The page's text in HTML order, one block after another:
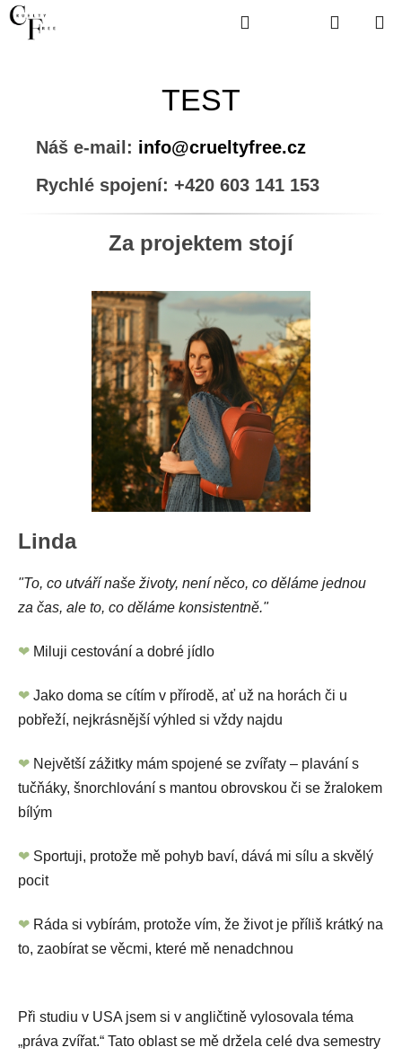
Přejít
na
Hledat
TEST
Náš e-mail: info@crueltyfree.cz
Rychlé spojení: +420 603 141 153
Za projektem stojí
Linda
"To, co utváří naše životy, není něco, co děláme jednou
za čas, ale to, co děláme konsistentně."
❤ Miluji cestování a dobré jídlo
❤ Jako doma se cítím v přírodě, ať už na horách či u
pobřeží, nejkrásnější výhled si vždy najdu
❤ Největší zážitky mám spojené se zvířaty – plavání s
tučňáky, šnorchlování s mantou obrovskou či se žralokem
bílým
❤ Sportuji, protože mě pohyb baví, dává mi sílu a skvělý
pocit
❤ Ráda si vybírám, protože vím, že život je příliš krátký na
to, zaobírat se věcmi, které mě nenadchnou
Při studiu v USA jsem si v angličtině vylosovala téma
„práva zvířat.“ Tato oblast se mě držela celé dva semestry